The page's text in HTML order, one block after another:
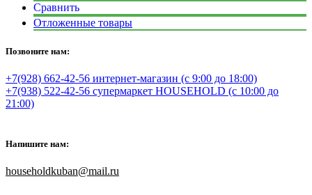
Сравнить
Отложенные товары
Позвоните нам:
+7(928) 662-42-56 интернет-магазин (с 9:00 до 18:00)
+7(938) 522-42-56 супермаркет HOUSEHOLD (с 10:00 до
21:00)
Напишите нам:
householdkuban@mail.ru